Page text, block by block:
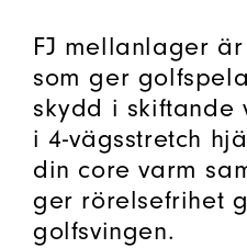
FJ mellanlager
som ger
skydd i skiftande
i 4-vägsstretch
din core varm
ger rörelsefrihet
golfsvingen.